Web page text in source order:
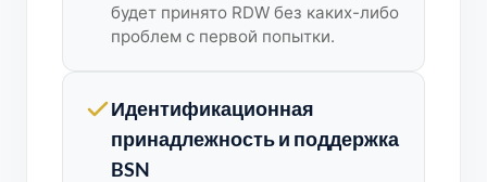
будет принято RDW без каких-либо
проблем с первой попытки.
Идентификационная
принадлежность и поддержка
BSN